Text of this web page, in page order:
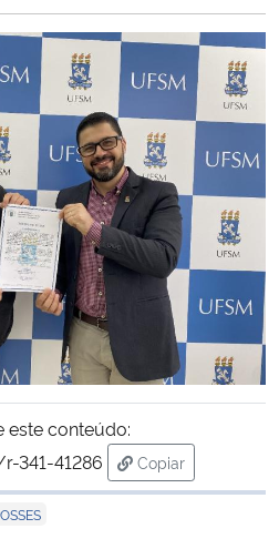
e Comunicações
Direitos Humanos
este conteúdo:
341-41286
Copiar
para área de